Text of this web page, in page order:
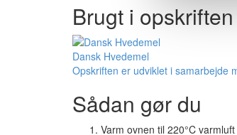
Brugt i opskriften
Dansk Hvedemel
Opskriften er udviklet i
Sådan gør du
Varm ovnen til 220°C